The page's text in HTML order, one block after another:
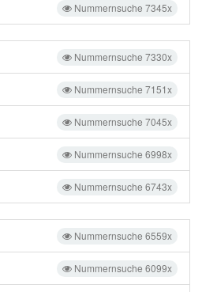
Nummernsuche 7345x
Nummernsuche 7330x
Nummernsuche 7151x
Nummernsuche 7045x
Nummernsuche 6998x
Nummernsuche 6743x
Nummernsuche 6559x
Nummernsuche 6099x